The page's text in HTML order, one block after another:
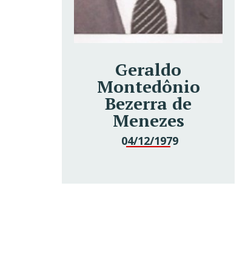
Geraldo
Montedônio
Bezerra de
Menezes
04/12/1979